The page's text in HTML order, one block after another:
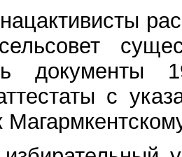
нацактивисты
документы
с